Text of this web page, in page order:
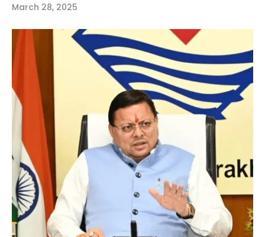
March 28, 2025